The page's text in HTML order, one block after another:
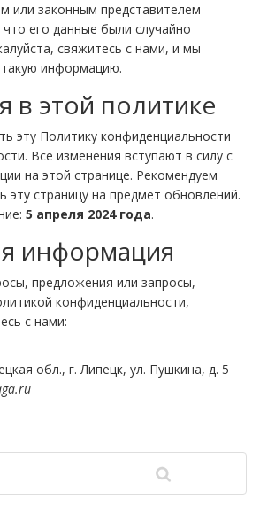
или законным представителем
его данные были случайно
свяжитесь с нами, и мы
информацию.
в этой политике
эту Политику конфиденциальности
Все изменения вступают в силу с
на этой странице. Рекомендуем
эту страницу на предмет обновлений.
5 апреля 2024 года.
информация
предложения или запросы,
конфиденциальности,
с нами:
обл., г. Липецк, ул. Пушкина, д. 5